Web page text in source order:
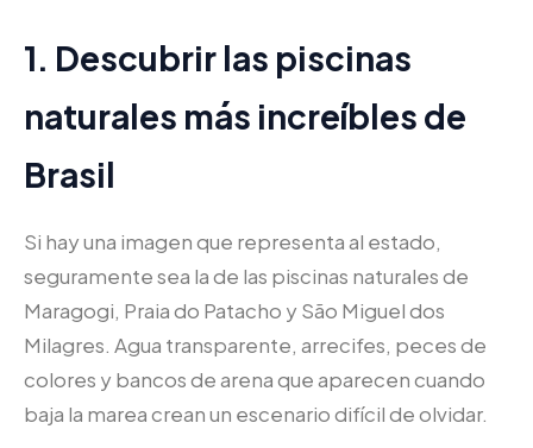
1. Descubrir las piscinas
naturales más increíbles de
Brasil
Si hay una imagen que representa al estado,
seguramente sea la de las piscinas naturales de
Maragogi, Praia do Patacho y São Miguel dos
Milagres. Agua transparente, arrecifes, peces de
colores y bancos de arena que aparecen cuando
baja la marea crean un escenario difícil de olvidar.